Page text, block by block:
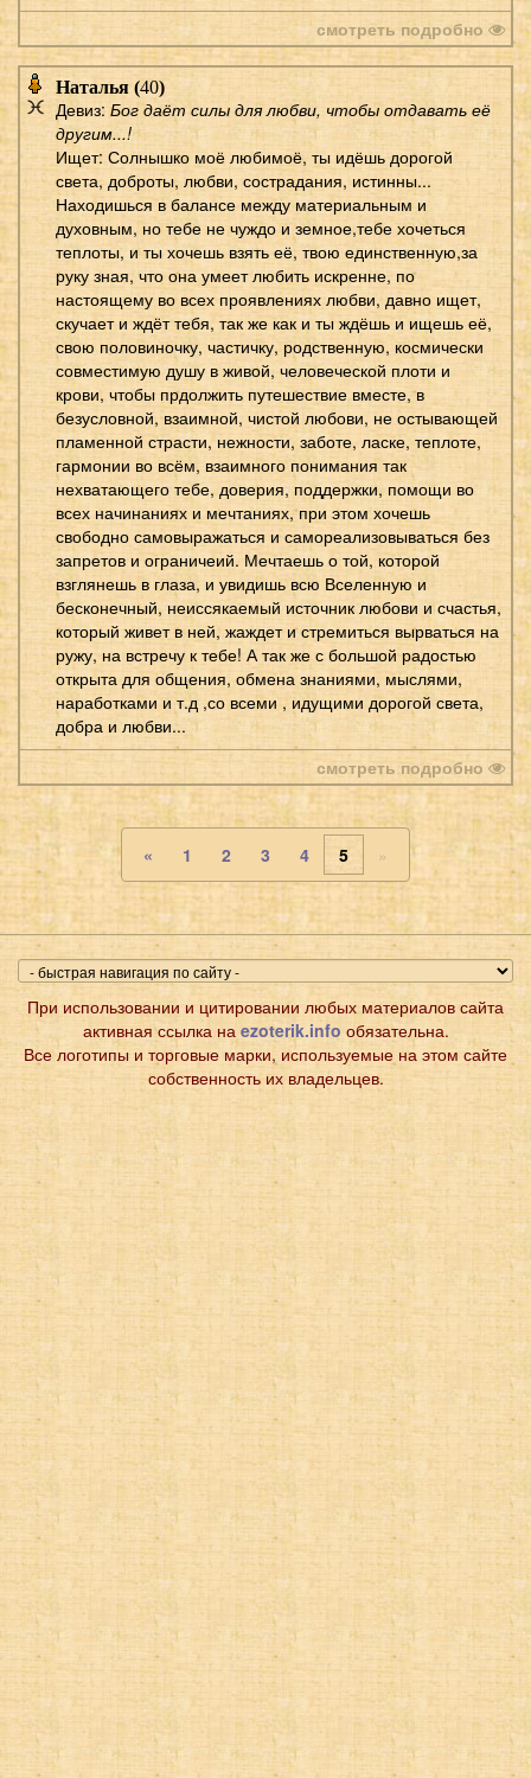
смотреть подробно
Наталья (40)
Девиз: Бог даёт силы для любви, чтобы отдавать её
другим...!
Ищет: Солнышко моё любимоё, ты идёшь дорогой
света, доброты, любви, сострадания, истинны...
Находишься в балансе между материальным и
духовным, но тебе не чуждо и земное,тебе хочеться
теплоты, и ты хочешь взять её, твою единственную,за
руку зная, что она умеет любить искренне, по
настоящему во всех проявлениях любви, давно ищет,
скучает и ждёт тебя, так же как и ты ждёшь и ищешь её,
свою половиночку, частичку, родственную, космически
совместимую душу в живой, человеческой плоти и
крови, чтобы прдолжить путешествие вместе, в
безусловной, взаимной, чистой любови, не остывающей
пламенной страсти, нежности, заботе, ласке, теплоте,
гармонии во всём, взаимного понимания так
нехватающего тебе, доверия, поддержки, помощи во
всех начинаниях и мечтаниях, при этом хочешь
свободно самовыражаться и самореализовываться без
запретов и ограничеий. Мечтаешь о той, которой
взглянешь в глаза, и увидишь всю Вселенную и
бесконечный, неиссякаемый источник любови и счастья,
который живет в ней, жаждет и стремиться вырваться на
ружу, на встречу к тебе! А так же с большой радостью
открыта для общения, обмена знаниями, мыслями,
наработками и т.д ,со всеми , идущими дорогой света,
добра и любви...
смотреть подробно
« 1 2 3 4 5 »
При использовании и цитировании любых материалов сайта
активная ссылка на ezoterik.info обязательна.
Все логотипы и торговые марки, используемые на этом сайте
собственность их владельцев.